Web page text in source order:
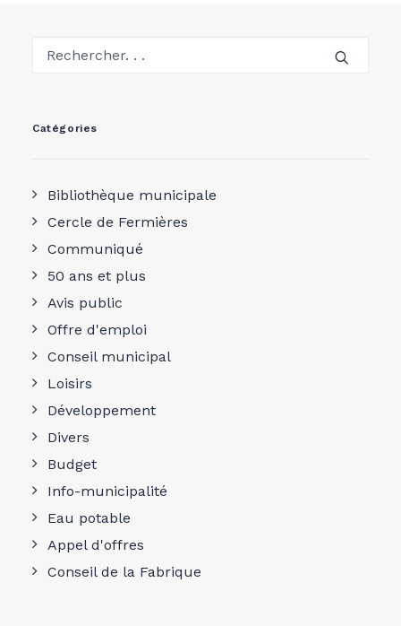
Catégories
Bibliothèque municipale
Cercle de Fermières
Communiqué
50 ans et plus
Avis public
Offre d'emploi
Conseil municipal
Loisirs
Développement
Divers
Budget
Info-municipalité
Eau potable
Appel d'offres
Conseil de la Fabrique